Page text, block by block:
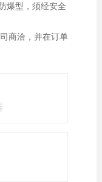
型，须经安全
洽，并在订单